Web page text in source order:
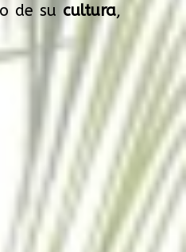
de sucultura,